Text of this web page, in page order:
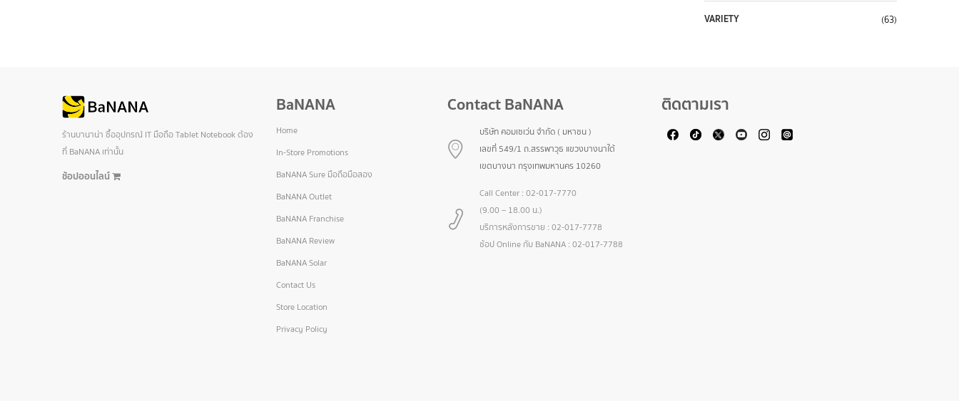
VARIETY (63)
ร้านบานาน่า ซื้ออุปกรณ์ IT มือถือ Tablet Notebook ต้อง
ที่ BaNANA เท่านั้น
ช้อปออนไลน์
BaNANA
Home
In-Store Promotions
BaNANA Sure มือถือมือสอง
BaNANA Outlet
BaNANA Franchise
BaNANA Review
BaNANA Solar
Contact Us
Store Location
Privacy Policy
Contact BaNANA
บริษัท คอมเซเว่น จำกัด ( มหาชน )
เลขที่ 549/1 ถ.สรรพาวุธ แขวงบางนาใต้
เขตบางนา กรุงเทพมหานคร 10260
Call Center : 02-017-7770
(9.00 – 18.00 น.)
บริการหลังการขาย : 02-017-7778
ช้อป Online กับ BaNANA : 02-017-7788
ติดตามเรา